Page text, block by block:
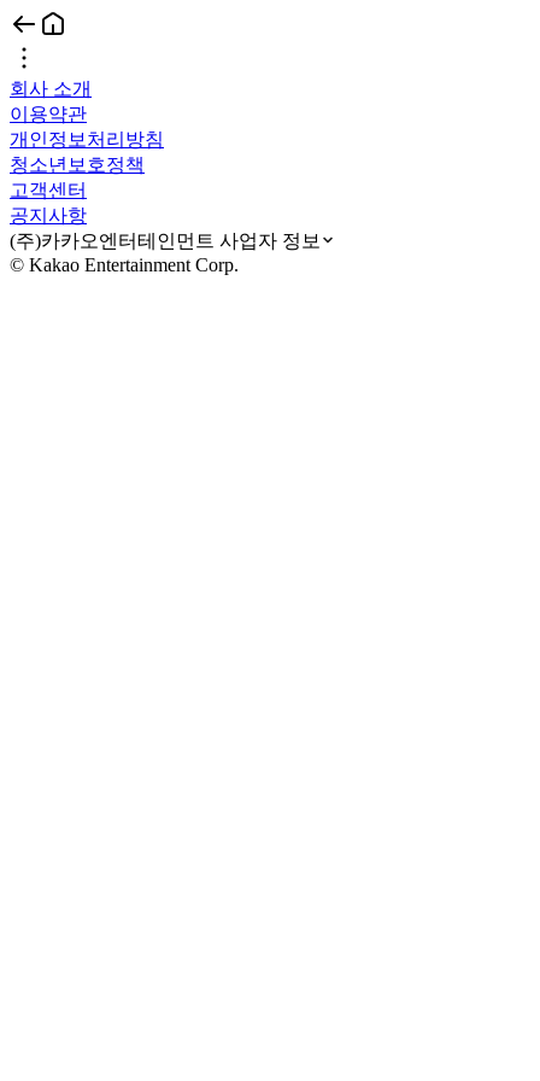
회사 소개
이용약관
개인정보처리방침
청소년보호정책
고객센터
공지사항
(주)카카오엔터테인먼트 사업자 정보
© Kakao Entertainment Corp.